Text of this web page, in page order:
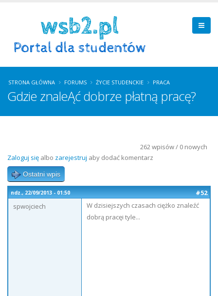
STRONA GŁÓWNA FORUMS ŻYCIE STUDENCKIE PRACA
Gdzie znaleĄć dobrze płatną pracę?
262 wpisów / 0 nowych
Zaloguj się albo zarejestruj aby dodać komentarz
Ostatni wpis
ndz., 22/09/2013 - 01:50
#52
spwojciech
W dzisiejszych czasach ciężko znaleźć
dobrą pracęi tyle...